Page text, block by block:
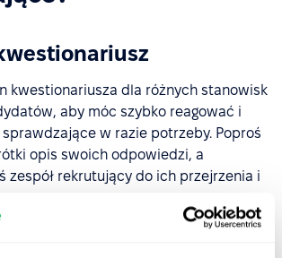
kwestionariusza dla różnych stanowisk
aby móc szybko reagować i
w razie potrzeby. Poproś
opis swoich odpowiedzi, a
zespół rekrutujący do ich przejrzenia i